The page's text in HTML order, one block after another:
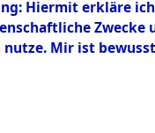
0002
Hiermit erkläre
Mir ist